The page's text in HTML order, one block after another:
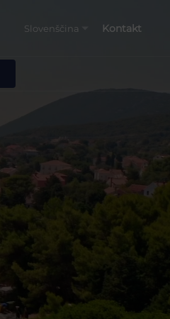
Slovenščina Kontakt